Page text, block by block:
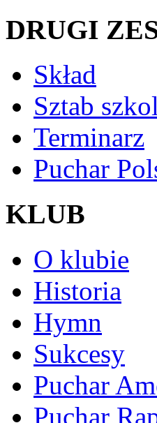
DRUGI
Skład
Sztab
Terminarz
Puchar
KLUB
O klubie
Historia
Hymn
Sukcesy
Puchar
Puchar